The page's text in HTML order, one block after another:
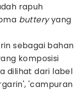
rapuh
butteryyang
sebagai bahan
komposisi
dilihat dari label
'campuran